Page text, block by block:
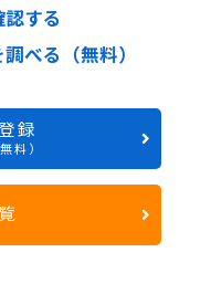
する
べる（無料）
録
料）